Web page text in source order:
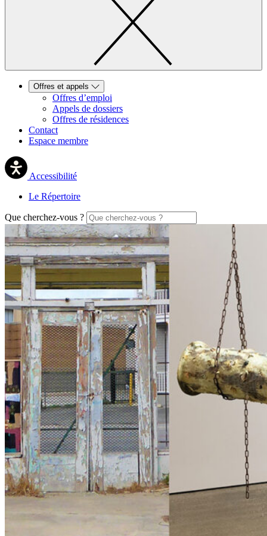
Offres et appels
Offres d’emploi
Appels de dossiers
Offres de résidences
Contact
Espace membre
Accessibilité
Le Répertoire
Que cherchez-vous ?